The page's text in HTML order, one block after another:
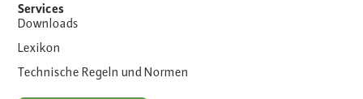
Services
Downloads
Lexikon
Technische Regeln und Normen